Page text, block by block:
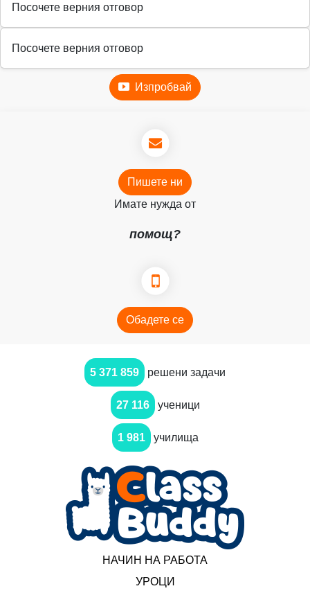
Посочете верния отговор
Посочете верния отговор
Изпробвай
Пишете ни
Имате нужда от
помощ?
Обадете се
5 371 859 решени задачи
27 116 ученици
1 981 училища
НАЧИН НА РАБОТА
УРОЦИ